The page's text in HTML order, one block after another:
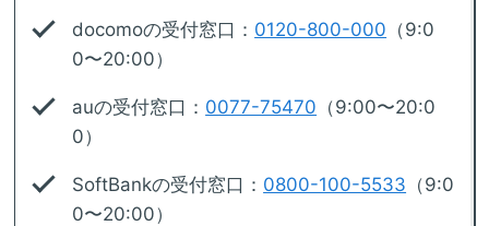
docomoの受付窓口： 0120-800-000 （9:0
0〜20:00）
auの受付窓口： 0077-75470 （9:00〜20:0
0）
SoftBankの受付窓口： 0800-100-5533 （9:0
0〜20:00）